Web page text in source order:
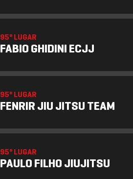
95º LUGAR
FABIO GHIDINI ECJJ
95º LUGAR
FENRIR JIU JITSU TEAM
95º LUGAR
PAULO FILHO JIUJITSU